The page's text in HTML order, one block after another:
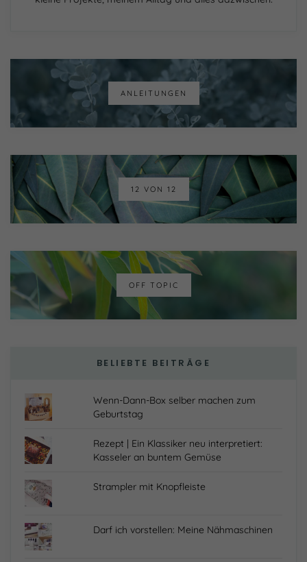
ANLEITUNGEN
12 VON 12
OFF TOPIC
BELIEBTE BEITRÄGE
Wenn-Dann-Box selber machen zum
Geburtstag
Rezept | Ein Klassiker neu interpretiert:
Kasseler an buntem Gemüse
Strampler mit Knopfleiste
Darf ich vorstellen: Meine Nähmaschinen